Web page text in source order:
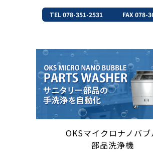
TEL 078-351-2531 FAX 078-
OKSマイクロナノバブ
部品洗浄機